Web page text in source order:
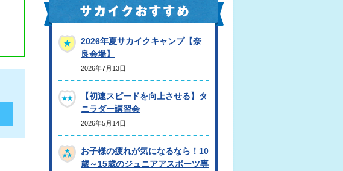
2026年夏サカイクキャンプ【奈
良会場】
2026年7月13日
【初速スピードを向上させる】タ
ニラダー講習会
2026年5月14日
お子様の疲れが気になるなら！10
歳～15歳のジュニアアスポーツ専